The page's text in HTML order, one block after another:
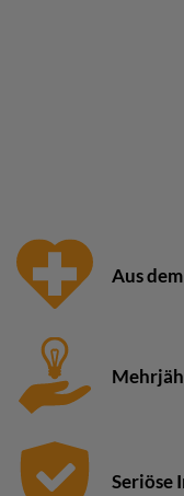
Aus
Seriöse